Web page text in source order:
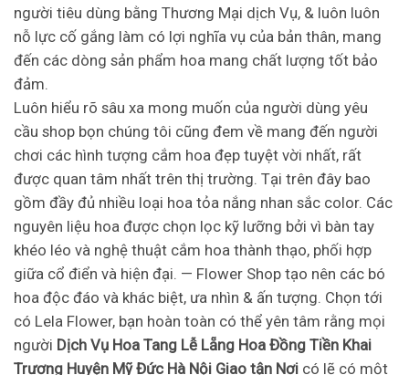
người tiêu dùng bằng Thương Mại dịch Vụ, & luôn luôn
nỗ lực cố gắng làm có lợi nghĩa vụ của bản thân, mang
đến các dòng sản phẩm hoa mang chất lượng tốt bảo
đảm.
Luôn hiểu rõ sâu xa mong muốn của người dùng yêu
cầu shop bọn chúng tôi cũng đem về mang đến người
chơi các hình tượng cắm hoa đẹp tuyệt vời nhất, rất
được quan tâm nhất trên thị trường. Tại trên đây bao
gồm đầy đủ nhiều loại hoa tỏa nắng nhan sắc color. Các
nguyên liệu hoa được chọn lọc kỹ lưỡng bởi vì bàn tay
khéo léo và nghệ thuật cắm hoa thành thạo, phối hợp
giữa cổ điển và hiện đại. — Flower Shop tạo nên các bó
hoa độc đáo và khác biệt, ưa nhìn & ấn tượng. Chọn tới
có Lela Flower, bạn hoàn toàn có thể yên tâm rằng mọi
người Dịch Vụ Hoa Tang Lễ Lẵng Hoa Đồng Tiền Khai
Trương Huyện Mỹ Đức Hà Nội Giao tận Nơi có lẽ có một